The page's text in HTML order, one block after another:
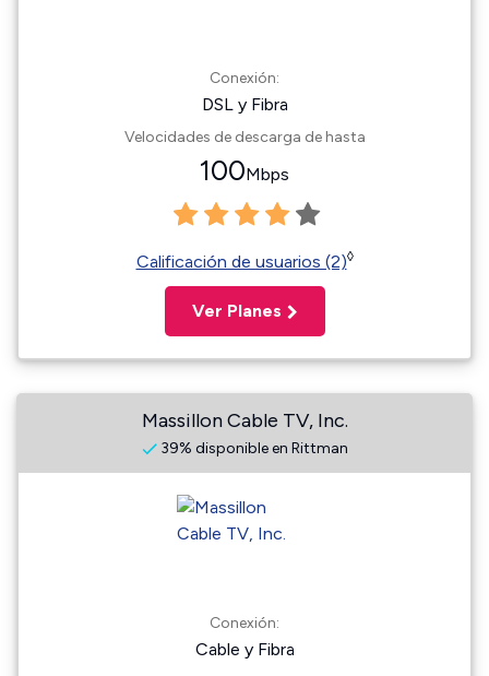
Conexión:
DSL y Fibra
Velocidades de descarga de hasta
100Mbps
Calificación de usuarios (2)◊
Ver Planes
Massillon Cable TV, Inc.
39% disponible en Rittman
Conexión:
Cable y Fibra